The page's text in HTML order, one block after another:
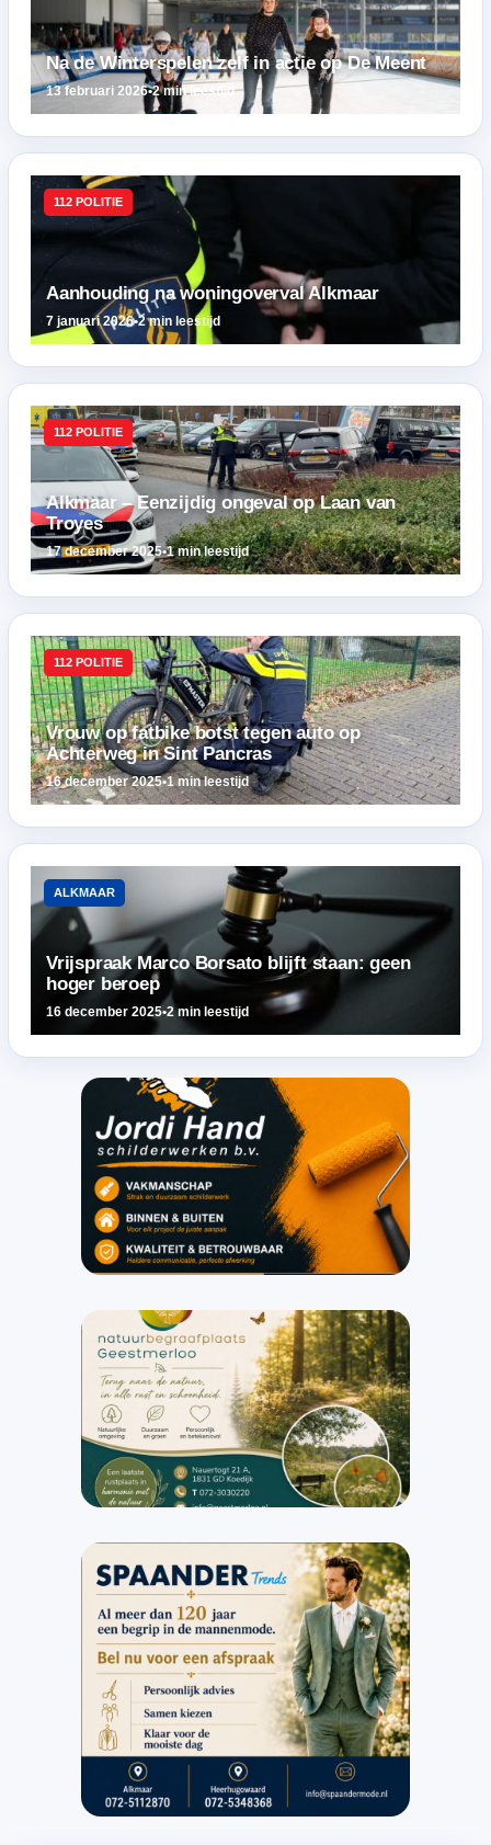
Na de Winterspelen zelf in actie op De Meent
13 februari 2026•2 min leestijd
112 POLITIE
Aanhouding na woningoverval Alkmaar
7 januari 2026•2 min leestijd
112 POLITIE
Alkmaar – Eenzijdig ongeval op Laan van
Troyes
17 december 2025•1 min leestijd
112 POLITIE
Vrouw op fatbike botst tegen auto op
Achterweg in Sint Pancras
16 december 2025•1 min leestijd
ALKMAAR
Vrijspraak Marco Borsato blijft staan: geen
hoger beroep
16 december 2025•2 min leestijd